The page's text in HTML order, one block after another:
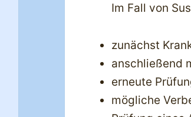
Im Fall von
zunächst
anschließend
erneute
mögliche